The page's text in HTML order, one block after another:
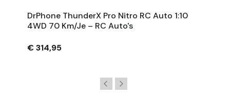
DrPhone ThunderX Pro Nitro RC Auto 1:10
4WD 70 Km/je – RC Auto's
€ 314,95